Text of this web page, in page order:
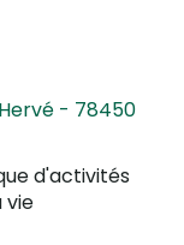
- 78450
d'activités
vie